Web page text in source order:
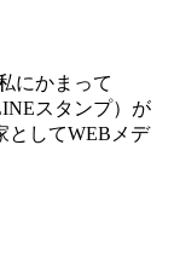
にかまって
スタンプ）が
としてWEBメデ